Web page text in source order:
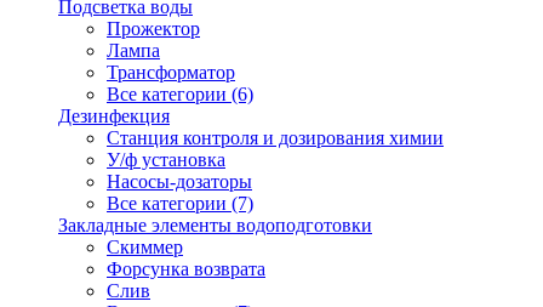
Подсветка воды
Прожектор
Лампа
Трансформатор
Все категории (6)
Дезинфекция
Станция контроля и дозирования химии
У/ф установка
Насосы-дозаторы
Все категории (7)
Закладные элементы водоподготовки
Скиммер
Форсунка возврата
Слив